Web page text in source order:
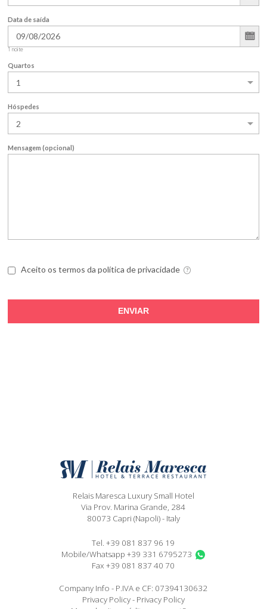
Data de saída
1noite
Quartos
Hóspedes
Mensagem(opcional)
Aceito os termos da política de privacidade
ENVIAR
Relais Maresca Luxury Small Hotel
Via Prov. Marina Grande, 284
80073 Capri (Napoli)- Italy
Tel.+39 081 837 96 19
Mobile/Whatsapp+39 331 6795273
Fax +39 081 837 40 70
Company Info - P.IVA e CF: 07394130632
Privacy Policy- Privacy Policy
DELLA SRL